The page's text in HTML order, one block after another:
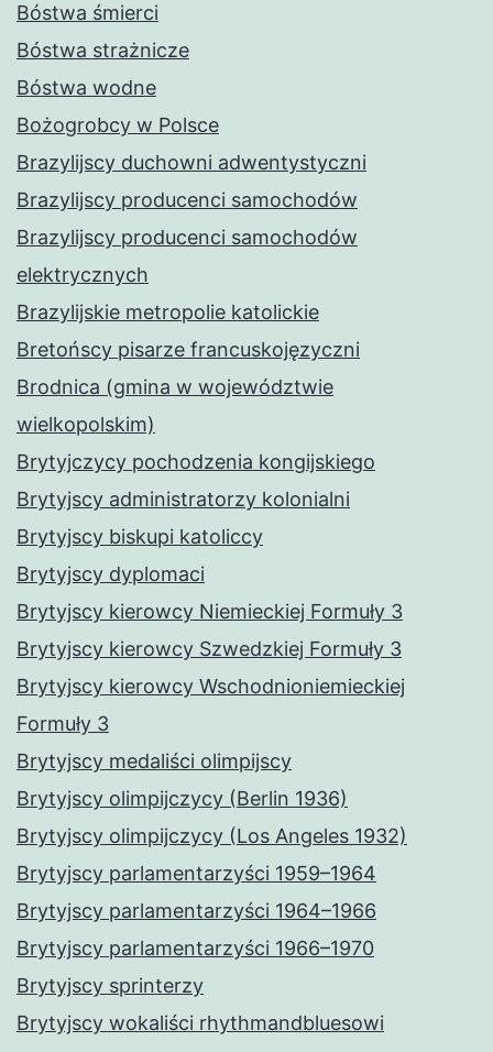
Bóstwa śmierci
Bóstwa strażnicze
Bóstwa wodne
Bożogrobcy w Polsce
Brazylijscy duchowni adwentystyczni
Brazylijscy producenci samochodów
Brazylijscy producenci samochodów
elektrycznych
Brazylijskie metropolie katolickie
Bretońscy pisarze francuskojęzyczni
Brodnica (gmina w województwie
wielkopolskim)
Brytyjczycy pochodzenia kongijskiego
Brytyjscy administratorzy kolonialni
Brytyjscy biskupi katoliccy
Brytyjscy dyplomaci
Brytyjscy kierowcy Niemieckiej Formuły 3
Brytyjscy kierowcy Szwedzkiej Formuły 3
Brytyjscy kierowcy Wschodnioniemieckiej
Formuły 3
Brytyjscy medaliści olimpijscy
Brytyjscy olimpijczycy (Berlin 1936)
Brytyjscy olimpijczycy (Los Angeles 1932)
Brytyjscy parlamentarzyści 1959–1964
Brytyjscy parlamentarzyści 1964–1966
Brytyjscy parlamentarzyści 1966–1970
Brytyjscy sprinterzy
Brytyjscy wokaliści rhythmandbluesowi